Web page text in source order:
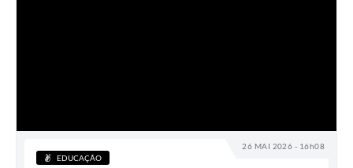
26 MAI 2026 - 16h08
EDUCAÇÃO